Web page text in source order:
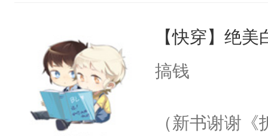
来，给老公
用力——为你
【快穿】绝
搞钱
（新书谢谢